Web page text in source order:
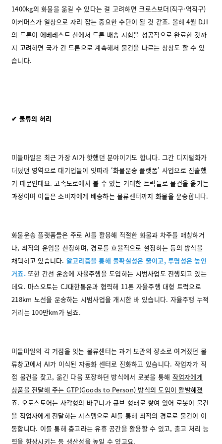
1400kg의 화물을 옮길 수 있다는 걸 고려하면 크로스보더(직구·역직구)
이커머스가 일상으로 자리 잡는 중요한 수단이 될 것 같죠. 올해 4월 DJI
의 드론이 에베레스트 산에서 드론 배송 시험을 성공적으로 완료한 것까
지 고려하면 국가 간 드론으로 계속해서 물건을 나르는 상상도 할 수 있
습니다.
✔ 물류의 허리
미들마일은 최근 가장 AI가 핫했던 분야이기도 합니다. 그간 디지털화가
더뎠던 영역으로 대기업들이 잇따라 ‘화물운송 플랫폼’ 사업으로 진출했
기 때문인데요. 고속도로에서 볼 수 있는 거대한 트럭들로 물건을 옮기는
과정이며 이들은 소비자에게 배송하는 물류센터까지 화물을 운송합니다.
화물운송 플랫폼들은 주로 AI를 활용해 적절한 화물과 차주를 매칭하거
나, 최적의 운임을 산정하며, 경로를 효율적으로 설정하는 등의 방식을
채택하고 있습니다. 알고리즘을 통해 불확실성은 줄이고, 투명성은 높인
거죠. 또한 간선 운송에 자율주행을 도입하는 시범사업도 진행되고 있는
데요. 마스오토는 CJ대한통운과 협력해 11톤 자율주행 대형 트럭으로
218km 노선을 운송하는 시범사업을 개시한 바 있습니다. 자율주행 누적
거리는 100만km가 넘죠.
미들마일의 각 거점을 잇는 물류센터는 과거 보관의 장소로 여겨졌던 물
류창고에서 AI가 이식된 자동화 센터로 진화하고 있습니다. 작업자가 직
접 물건을 찾고, 옮긴 다음 포장하던 방식에서 로봇을 통해 작업자에게
상품을 전달해 주는 GTP(Goods to Person) 방식의 도입이 활발해졌
죠. 오토스토어는 사각형의 바구니가 큐브 형태로 쌓여 있어 로봇이 물건
을 작업자에게 전달하는 시스템으로 AI를 통해 최적의 경로로 물건이 이
동합니다. 이를 통해 층고라는 유휴 공간을 활용할 수 있고, 출고 처리 능
력을 향상시키는 등 생산성을 높일 수 있고요.